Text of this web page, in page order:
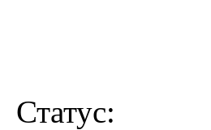
Статус: